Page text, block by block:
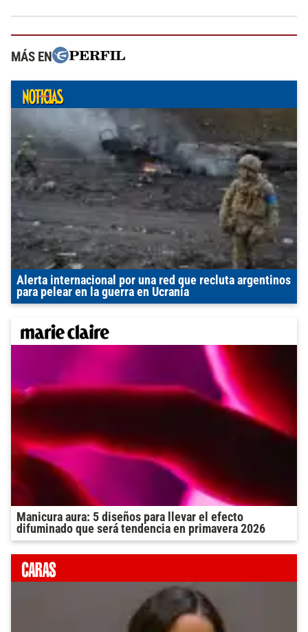
MÁS EN
Alerta internacional por una red que recluta argentinos
para pelear en la guerra en Ucrania
Manicura aura: 5 diseños para llevar el efecto
difuminado que será tendencia en primavera 2026